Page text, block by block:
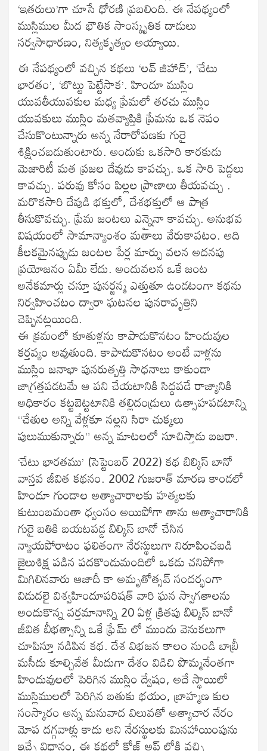
‘ఇతరులు’గా చూసే ధోరణి ప్రబలింది. ఈ నేపథ్యంలో
ముస్లిముల మీద భౌతిక సాంస్కృతిక దాడులు
సర్వసాధారణం, నిత్యకృత్యం అయ్యాయి.
ఈ నేపథ్యంలో వచ్చిన కథలు ‘లవ్ జిహాద్’, ‘చేటు
భారతం’, ‘బొట్టు పెట్టేసాక’. హిందూ ముస్లిం
యువతీయువకుల మధ్య ప్రేమలో తరచు ముస్లిం
యువకులు ముస్లిం మతవ్యాప్తికి ప్రేమను ఒక నెపం
చేసుకొంటున్నారు అన్న నేరారోపణకు గురై
శిక్షించబడుతుంటారు. అందుకు ఒకసారి కారకుడు
మెజారిటీ మత ప్రజల దేవుడు కావచ్చు. ఒక సారి పెద్దలు
కావచ్చు. పరువు కోసం పిల్లల ప్రాణాలు తీయవచ్చు .
మరొకసారి దేవుడి భక్తులో, దేశభక్తులో ఆ పాత్ర
తీసుకొవచ్చు. ప్రేమ జంటలు ఎన్నైనా కావచ్చు. అనుభవ
విషయంలో సామాన్యాంశం మతాలు వేరుకావటం. అది
కీలకమైనప్పుడు జంటల పేర్ల మార్పు వలన అదనపు
ప్రయోజనం ఏమీ లేదు. అందువలన ఒకే జంట
అనేకమార్లు చస్తూ పునర్జన్మ ఎత్తుతూ ఉండటంగా కథను
నిర్వహించటం ద్వారా ఘటనల పునరావృత్తిని
చెప్పినట్లయింది.
ఈ క్రమంలో కూతుళ్లను కాపాడుకొనటం హిందువుల
కర్తవ్యం అవుతుంది. కాపాడుకొనటం అంటే వాళ్లను
ముస్లిం జనాభా పునరుత్పత్తి సాధనాలు కాకుండా
జాగ్రత్తపడటమే ఆ పని చేయటానికి సిద్ధపడే రాజ్యానికి
అధికారం కట్టబెట్టటానికి తల్లిదండ్రులు ఉత్సాహపడటాన్ని
“చేతుల అన్ని వేళ్లకూ నల్లని సిరా చుక్కలు
పులుముకున్నారు” అన్న మాటలలో సూచిస్తాడు బజరా.
‘చేటు భారతము’ (సెప్టెంబర్ 2022) కథ బిల్కిస్ బానో
వాస్తవ జీవిత కథనం. 2002 గుజరాత్ మారణ కాండలో
హిందూ గుండాల అత్యాచారాలకు హత్యలకు
కుటుంబమంతా ధ్వంసం అయిపోగా తాను అత్యాచారానికి
గురై బతికి బయటపడ్డ బిల్కిస్ బానో చేసిన
న్యాయపోరాటం ఫలితంగా నేరస్థులుగా నిరూపించబడి
జైలుశిక్ష పడిన పదకొండుమందిలో ఒకడు చనిపోగా
మిగిలినవారు ఆజాదీ కా అమృతోత్సవ్ సందర్భంగా
విడుదలై విశ్వహిందూపరిషత్ వారి ఘన స్వాగతాలను
అందుకొన్న వర్తమానాన్ని 20 ఏళ్ల క్రితపు బిల్కిస్ బానో
జీవిత బీభత్సాన్ని ఒకే ఫ్రేమ్ లో ముందు వెనుకలుగా
చూపిస్తూ నడిపిన కథ. దేశ విభజన కాలం నుండి బాబ్రీ
మసీదు కూల్చివేత మీదుగా దేశం విడిచి పొమ్మనేంతగా
హిందువులలో పెరిగిన ముస్లిం ద్వేషం, అదే స్థాయిలో
ముస్లిములలో పెరిగిన బతుకు భయం, బ్రాహ్మణ కుల
సంస్కారం అన్న మనువాద విలువతో అత్యాచార నేరం
మోప దగ్గవాళ్లు కాదు అని నేరస్థులకు మినహాయింపును
ఇచ్చే విధానం, ఈ కథలో క్లోజ్ అప్ లోకి వచ్చి